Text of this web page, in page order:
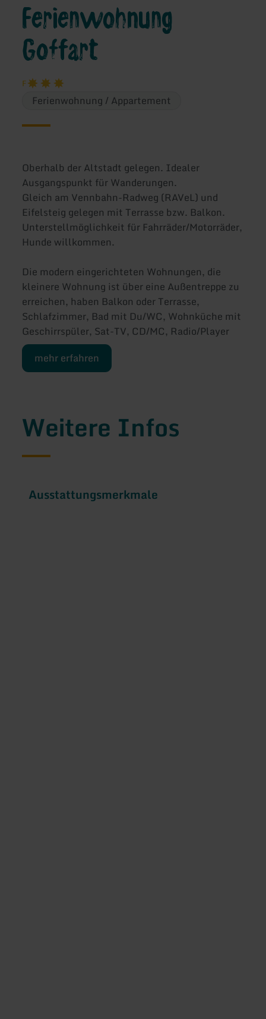
Ferienwohnung
Goffart
F
Ferienwohnung / Appartement
Oberhalb der Altstadt gelegen. Idealer
Ausgangspunkt für Wanderungen.
Gleich am Vennbahn-Radweg (RAVeL) und
Eifelsteig gelegen mit Terrasse bzw. Balkon.
Unterstellmöglichkeit für Fahrräder/Motorräder,
Hunde willkommen.
Die modern eingerichteten Wohnungen, die
kleinere Wohnung ist über eine Außentreppe zu
erreichen, haben Balkon oder Terrasse,
Schlafzimmer, Bad mit Du/WC, Wohnküche mit
Geschirrspüler, Sat-TV, CD/MC, Radio/Player
mehr erfahren
Weitere Infos
Ausstattungsmerkmale